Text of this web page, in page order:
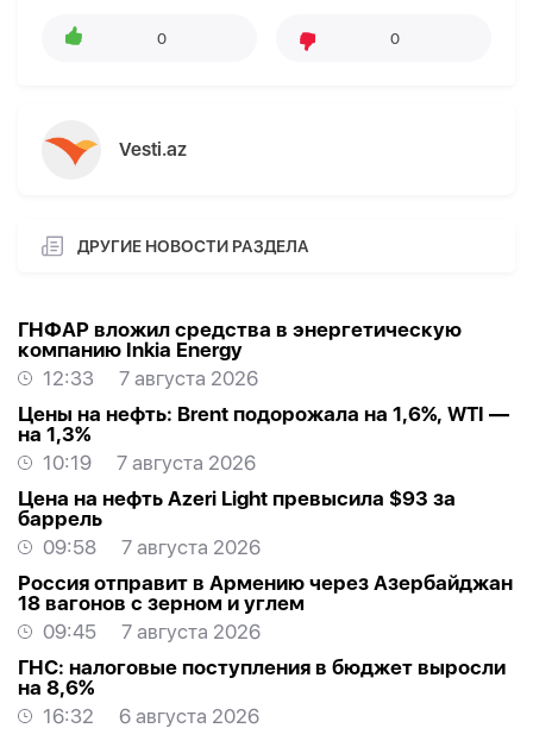
0 0
Vesti.az
ДРУГИЕ НОВОСТИ РАЗДЕЛА
ГНФАР вложил средства в энергетическую
компанию Inkia Energy
12:33
7 августа 2026
Цены на нефть: Brent подорожала на 1,6%, WTI —
на 1,3%
10:19
7 августа 2026
Цена на нефть Azeri Light превысила $93 за
баррель
09:58
7 августа 2026
Россия отправит в Армению через Азербайджан
18 вагонов с зерном и углем
09:45
7 августа 2026
ГНС: налоговые поступления в бюджет выросли
на 8,6%
16:32
6 августа 2026